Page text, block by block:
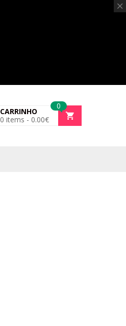
0
CARRINHO
0 items - 0.00€